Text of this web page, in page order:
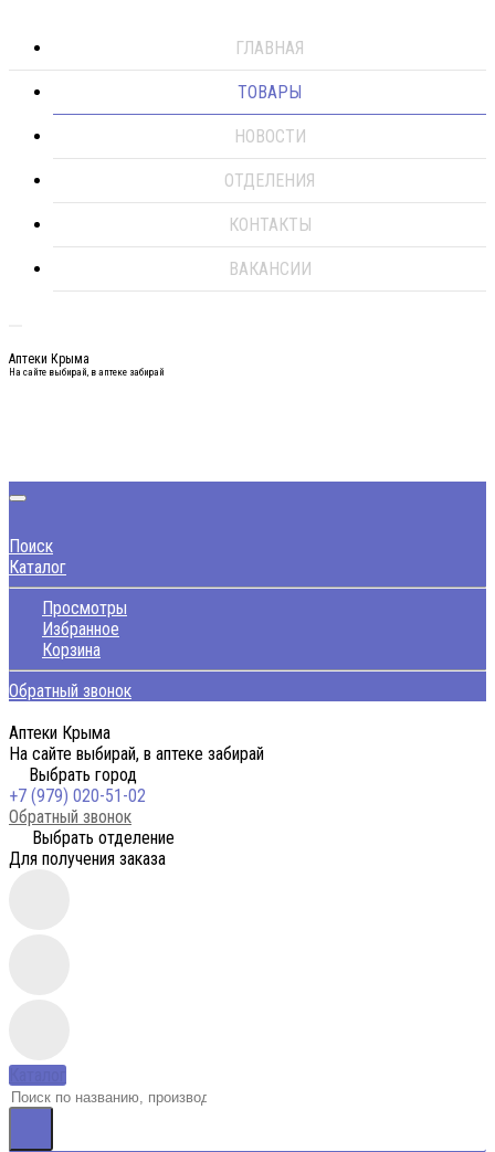
ГЛАВНАЯ
ТОВАРЫ
НОВОСТИ
ОТДЕЛЕНИЯ
КОНТАКТЫ
ВАКАНСИИ
Аптеки Крыма
На сайте выбирай, в аптеке забирай
Поиск
Каталог
Просмотры
Избранное
Корзина
Обратный звонок
Аптеки Крыма
На сайте выбирай, в аптеке забирай
Выбрать город
+7 (979) 020-51-02
Обратный звонок
Выбрать отделение
Для получения заказа